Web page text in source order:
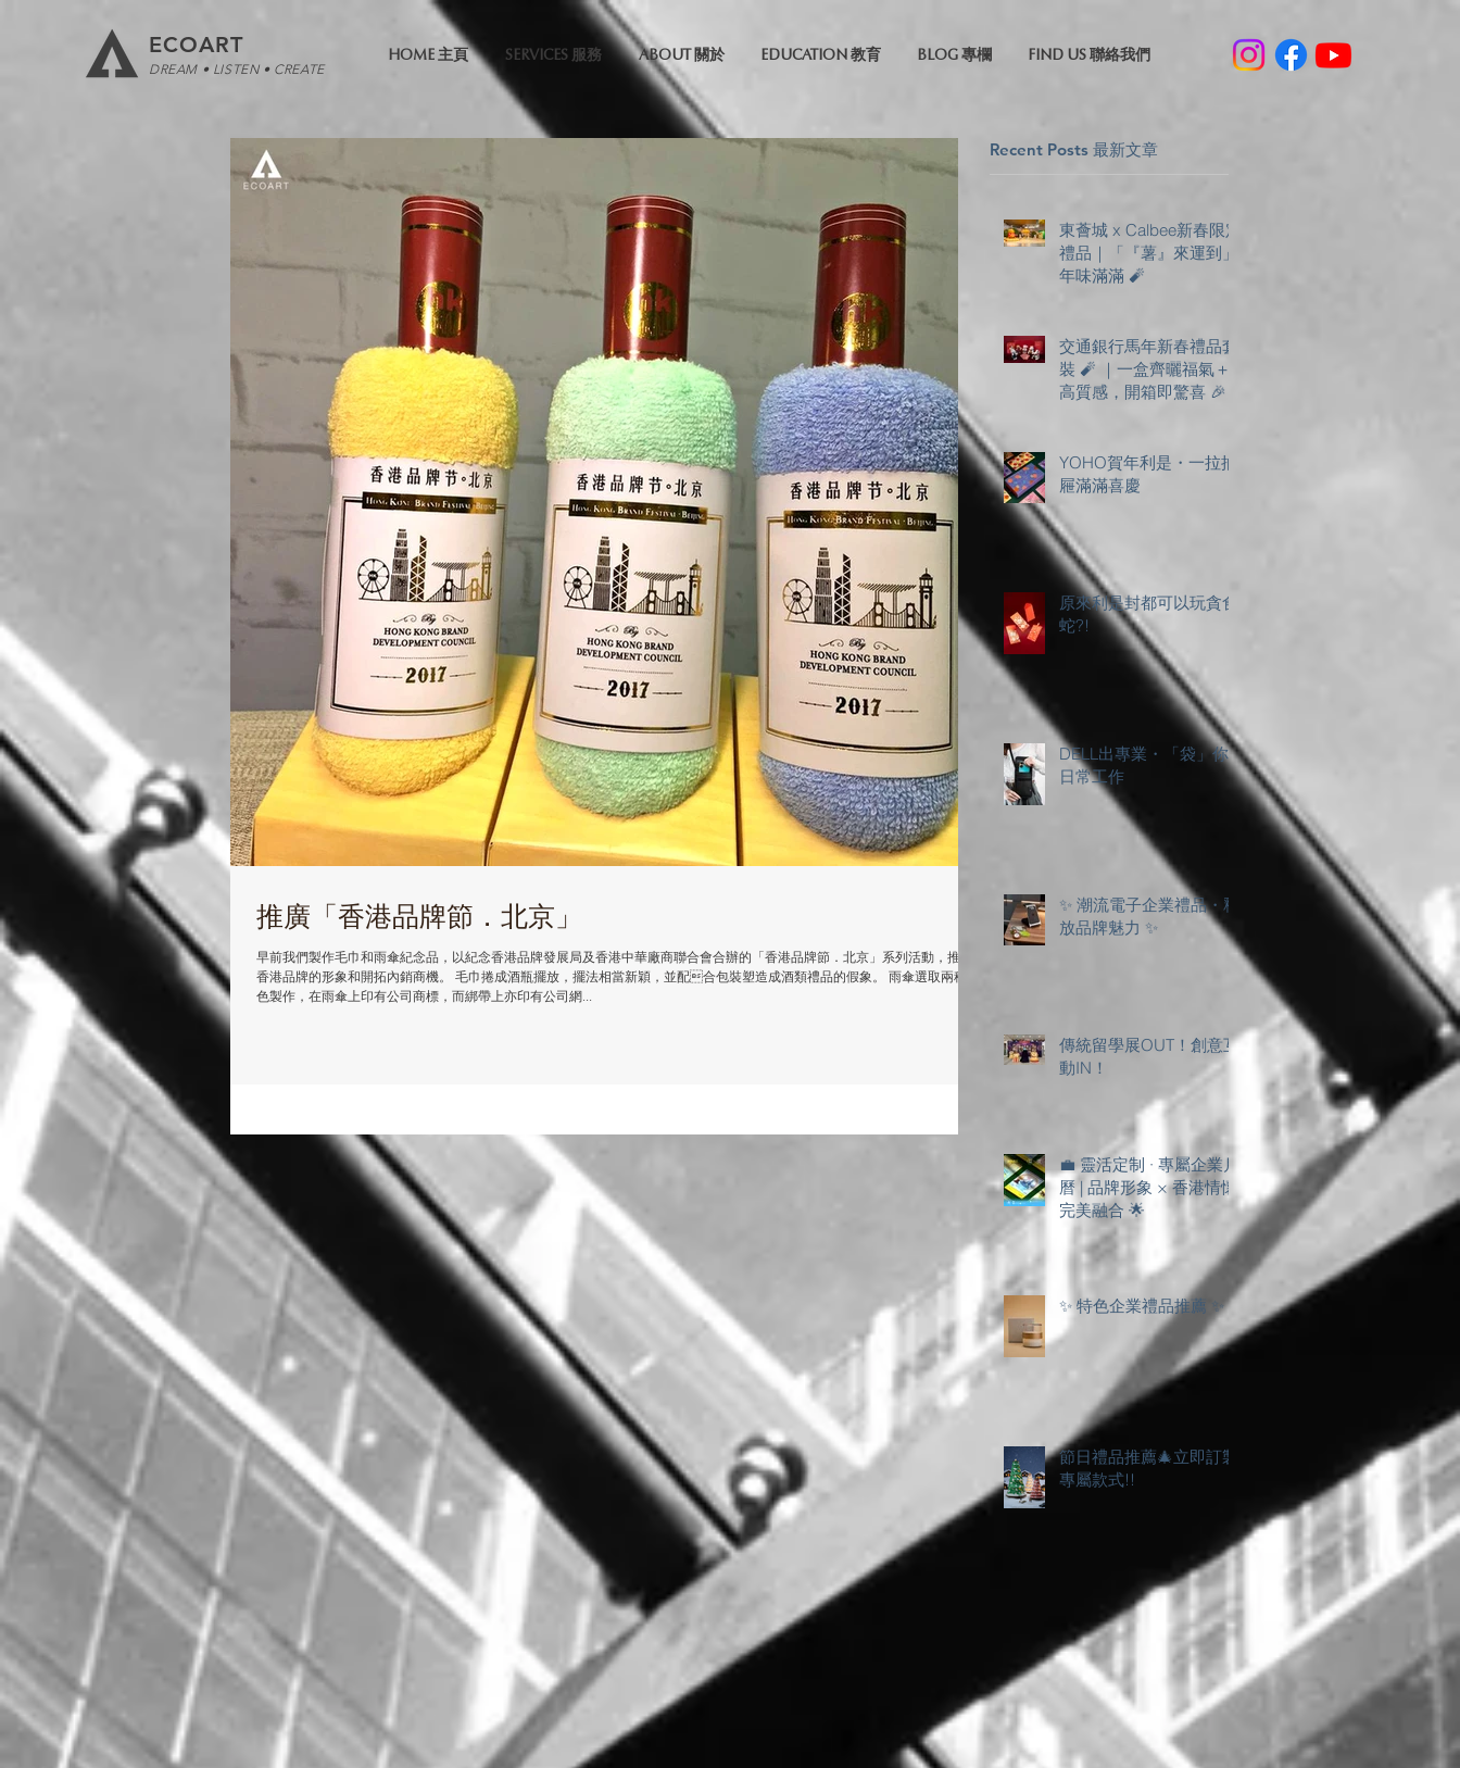
ECOART
DREAM • LISTEN • CREATE
HOME 主頁 SERVICES 服務 ABOUT 關於 EDUCATION 教育 BLOG 專欄 FIND US 聯絡我們
推廣「香港品牌節．北京」
早前我們製作毛巾和雨傘紀念品，以紀念香港品牌發展局及香港中華廠商聯合會合辦的「香港品牌節．北京」系列活動，推廣
香港品牌的形象和開拓內銷商機。 毛巾捲成酒瓶擺放，擺法相當新穎，並配合包裝塑造成酒類禮品的假象。 雨傘選取兩種顏
色製作，在雨傘上印有公司商標，而綁帶上亦印有公司網...
Recent Posts 最新文章
東薈城 x Calbee新春限定
禮品｜「『薯』來運到」
年味滿滿 🧨
交通銀行馬年新春禮品套
裝 🧨 ｜一盒齊曬福氣＋
高質感，開箱即驚喜 🎉
YOHO賀年利是・一拉抽
屜滿滿喜慶
原來利是封都可以玩貪食
蛇?!
DELL出專業・「袋」你
日常工作
✨ 潮流電子企業禮品・釋
放品牌魅力 ✨
傳統留學展OUT！創意互
動IN！
💼 靈活定制 · 專屬企業月
曆 | 品牌形象 × 香港情懷
完美融合 🌟
✨ 特色企業禮品推薦 ✨
節日禮品推薦🎄立即訂製
專屬款式!!